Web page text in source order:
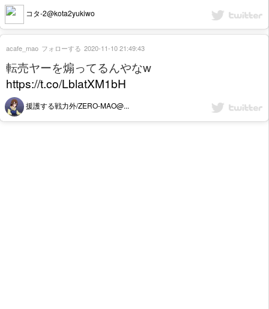
コタ-2@kota2yukiwo
転売ヤーを煽ってるんやなw
https://t.co/LblatXM1bH
援護する戦力外/ZERO-MAO@...
acafe_mao フォローする 2020-11-10 21:49:43